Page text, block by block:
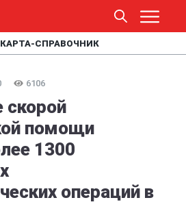
КАРТА-СПРАВОЧНИК
6106
скорой
помощи
1300
операций в